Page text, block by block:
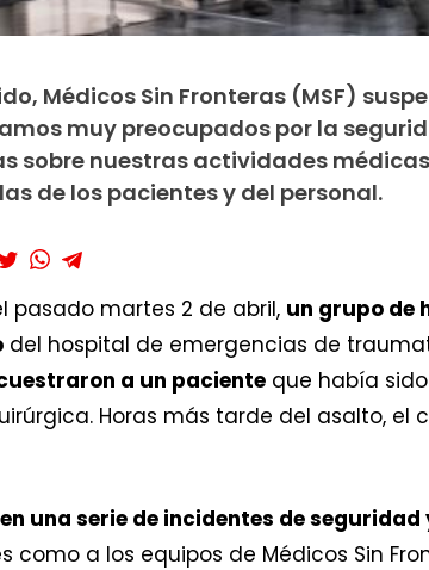
Médicos Sin Fronteras (MSF)
muy preocupados por la
sobre nuestras actividades
de los pacientes y del personal.
pasado martes 2 de abril, un grupo de
del hospital de emergencias de
a un paciente que había
Horas más tarde del asalto,
una serie de incidentes de seguridad
a los equipos de Médicos Sin